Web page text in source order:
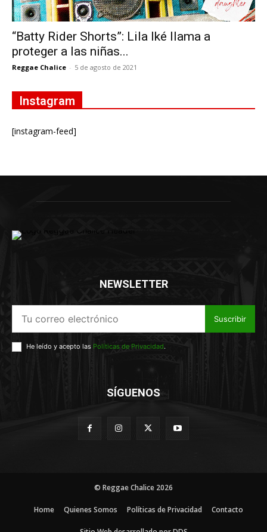
“Batty Rider Shorts”: Lila Iké llama a
proteger a las niñas...
Reggae Chalice - 5 de agosto de 2021
Instagram
[instagram-feed]
NEWSLETTER
Suscribir
He leído y acepto las Políticas de Privacidad.
SÍGUENOS
© Reggae Chalice 2026
Home Quienes Somos Políticas de Privacidad Contacto